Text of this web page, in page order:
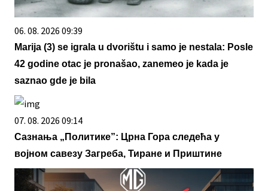
06. 08. 2026 09:39
Marija (3) se igrala u dvorištu i samo je nestala: Posle
42 godine otac je pronašao, zanemeo je kada je
saznao gde je bila
07. 08. 2026 09:14
Сазнања „Политике”: Црна Гора следећа у
војном савезу Загреба, Тиране и Приштине